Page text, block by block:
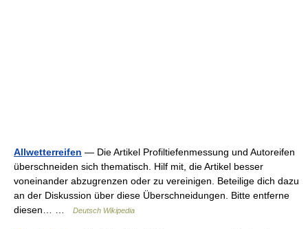
Allwetterreifen — Die Artikel Profiltiefenmessung und Autoreifen
überschneiden sich thematisch. Hilf mit, die Artikel besser
voneinander abzugrenzen oder zu vereinigen. Beteilige dich dazu
an der Diskussion über diese Überschneidungen. Bitte entferne
diesen… …
Deutsch Wikipedia